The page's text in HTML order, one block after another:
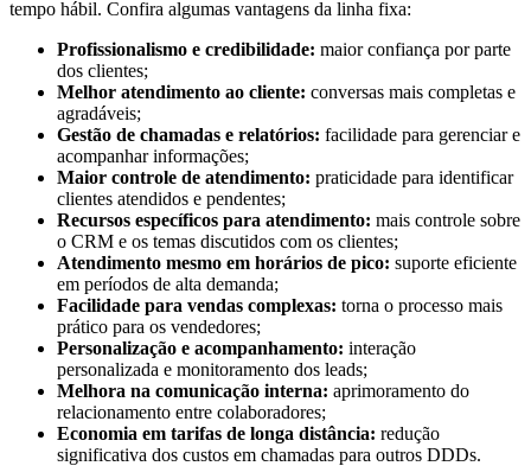
tempo hábil. Confira algumas vantagens da linha fixa:
Profissionalismo e credibilidade: maior confiança por parte
dos clientes;
Melhor atendimento ao cliente: conversas mais completas e
agradáveis;
Gestão de chamadas e relatórios: facilidade para gerenciar e
acompanhar informações;
Maior controle de atendimento: praticidade para identificar
clientes atendidos e pendentes;
Recursos específicos para atendimento: mais controle sobre
o CRM e os temas discutidos com os clientes;
Atendimento mesmo em horários de pico: suporte eficiente
em períodos de alta demanda;
Facilidade para vendas complexas: torna o processo mais
prático para os vendedores;
Personalização e acompanhamento: interação
personalizada e monitoramento dos leads;
Melhora na comunicação interna: aprimoramento do
relacionamento entre colaboradores;
Economia em tarifas de longa distância: redução
significativa dos custos em chamadas para outros DDDs.